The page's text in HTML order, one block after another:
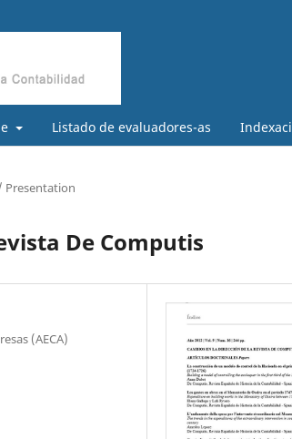
Listado de evaluadores-as
Presentation
De Computis
(AECA)